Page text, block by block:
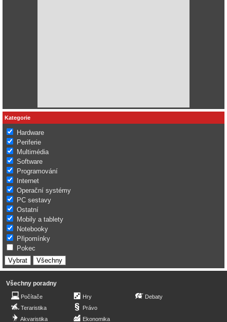
Kategorie
Hardware
Periferie
Multimédia
Software
Programování
Internet
Operační systémy
PC sestavy
Ostatní
Mobily a tablety
Notebooky
Připomínky
Pokec
Všechny poradny
Počítače
Teraristika
Akvaristika
Hry
Právo
Ekonomika
Debaty